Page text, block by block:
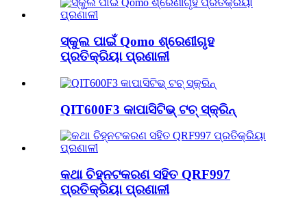
ସ୍କୁଲ ପାଇଁ Qomo ଶ୍ରେଣୀଗୃହ
ପ୍ରତିକ୍ରିୟା ପ୍ରଣାଳୀ
QIT600F3 କାପାସିଟିଭ୍ ଟଚ୍ ସ୍କ୍ରିନ୍
କଥା ଚିହ୍ନଟକରଣ ସହିତ QRF997
ପ୍ରତିକ୍ରିୟା ପ୍ରଣାଳୀ